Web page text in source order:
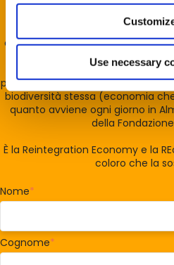
Use necessary
Fondazione
Si fonda sull'intuizione che la
che le attività umane vissute e
oggi avviene, la impattino
di portare la vita, cioè la
umano e avviare, in economia,
profitto generato con l'estrazione/
biodiversità stessa (economia
quanto avviene ogni giorno in
della
È la Reintegration Economy e la
coloro che la
Nome*
Cognome*